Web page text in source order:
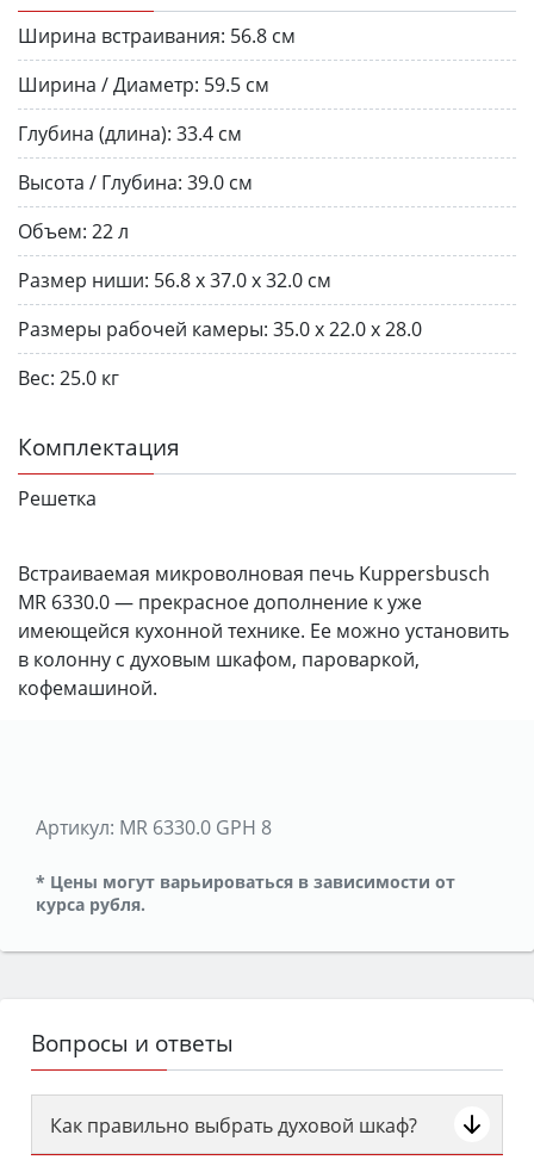
Ширина встраивания: 56.8 см
Ширина / Диаметр: 59.5 см
Глубина (длина): 33.4 см
Высота / Глубина: 39.0 см
Объем: 22 л
Размер ниши: 56.8 x 37.0 x 32.0 см
Размеры рабочей камеры: 35.0 x 22.0 x 28.0
Вес: 25.0 кг
Комплектация
Решетка
Встраиваемая микроволновая печь Kuppersbusch
MR 6330.0 — прекрасное дополнение к уже
имеющейся кухонной технике. Ее можно установить
в колонну с духовым шкафом, пароваркой,
кофемашиной.
Артикул: MR 6330.0 GPH 8
* Цены могут варьироваться в зависимости от
курса рубля.
Вопросы и ответы
Как правильно выбрать духовой шкаф?